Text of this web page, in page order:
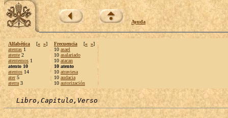
Ayuda
Alfabética [« »]
atentas 1
atente 2
atentemos 1
atento 10
atentos 14
ater5
aterra 3
Frecuencia [« »]
10 asael
10 asalariado
10 atacan
10 atento
10 atraviesa
10 audacia
10 autorización
Libro,Capítulo,Verso